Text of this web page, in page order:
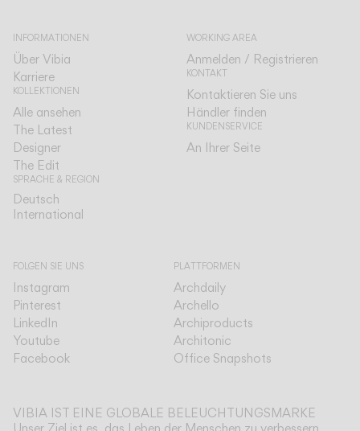
INFORMATIONEN
Über Vibia
Karriere
KOLLEKTIONEN
Alle ansehen
The Latest
Designer
The Edit
SPRACHE & REGION
Deutsch
International
WORKING AREA
Anmelden / Registrieren
KONTAKT
Kontaktieren Sie uns
Händler finden
KUNDENSERVICE
An Ihrer Seite
FOLGEN SIE UNS
Instagram
Pinterest
LinkedIn
Youtube
Facebook
PLATTFORMEN
Archdaily
Archello
Archiproducts
Architonic
Office Snapshots
VIBIA IST EINE GLOBALE BELEUCHTUNGSMARKE